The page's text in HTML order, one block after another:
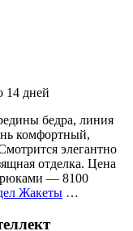
14 дней
бедра, линия
комфортный,
элегантно
отделка. Цена
— 8100
Жакеты …